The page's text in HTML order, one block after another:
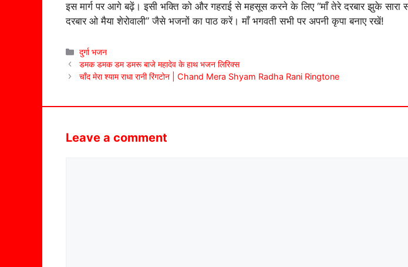
इस मार्ग पर आगे बढ़ें। इसी भक्ति को और गहराई से महसूस करने के लिए “माँ तेरे दरबार झुके सारा
दरबार ओ मैया शेरोवाली” जैसे भजनों का पाठ करें। माँ भगवती सभी पर अपनी कृपा बनाए रखें!
Categories
दुर्गा भजन
डमक डमक डम डमरू बाजे महादेव के हाथ भजन लिरिक्स
चाँद मेरा श्याम राधा रानी रिंगटोन | Chand Mera Shyam Radha Rani Ringtone
Leave a comment